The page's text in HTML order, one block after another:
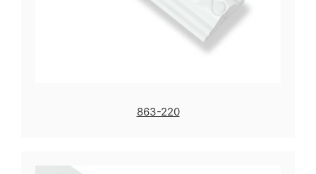
863-220